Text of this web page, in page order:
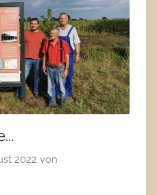
2022 von